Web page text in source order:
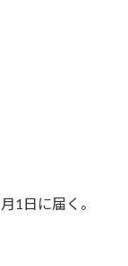
1日に届く。